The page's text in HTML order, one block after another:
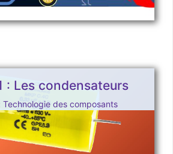
: Les condensateurs
Technologie des composants